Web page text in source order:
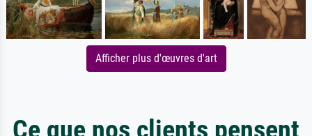
Afficher plus d'œuvres d'art
Ce que nos clients pensent